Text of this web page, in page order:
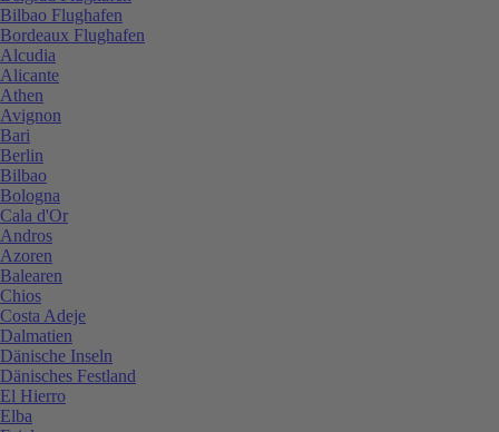
Bilbao Flughafen
Bordeaux Flughafen
Alcudia
Alicante
Athen
Avignon
Bari
Berlin
Bilbao
Bologna
Cala d'Or
Andros
Azoren
Balearen
Chios
Costa Adeje
Dalmatien
Dänische Inseln
Dänisches Festland
El Hierro
Elba